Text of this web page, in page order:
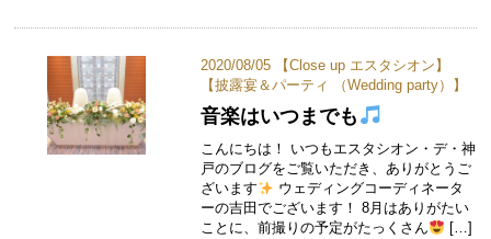
2020/08/05 【Close up エスタシオン 】
【披露宴＆パーティ （Wedding party） 】
音楽はいつまでも
こんにちは！ いつもエスタシオン・デ・神
戸のブログをご覧いただき、ありがとうご
ざいます
ウェディングコーディネータ
ーの吉田でございます！ 8月はありがたい
ことに、前撮りの予定がたっくさん
[…]